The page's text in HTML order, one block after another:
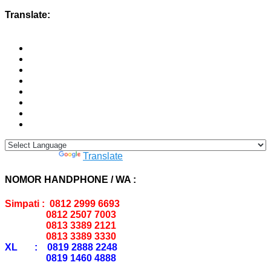
Translate:
Translate
NOMOR HANDPHONE / WA :
Simpati : 0812 2999 6693
0812 2507 7003
0813 3389 2121
0813 3389 3330
XL : 0819 2888 2248
0819 1460 4888